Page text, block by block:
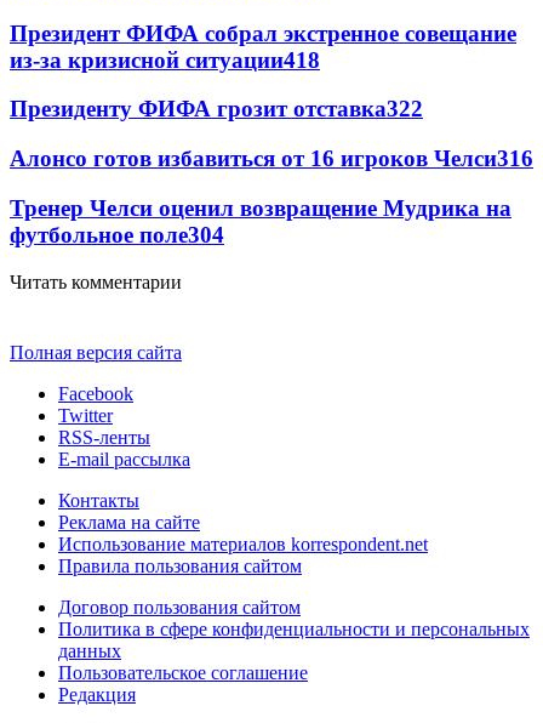
Президент ФИФА собрал экстренное совещание
из-за кризисной ситуации418
Президенту ФИФА грозит отставка322
Алонсо готов избавиться от 16 игроков Челси316
Тренер Челси оценил возвращение Мудрика на
футбольное поле304
Читать комментарии
Полная версия сайта
Facebook
Twitter
RSS-ленты
E-mail рассылка
Контакты
Реклама на сайте
Использование материалов korrespondent.net
Правила пользования сайтом
Договор пользования сайтом
Политика в сфере конфиденциальности и персональных
данных
Пользовательское соглашение
Редакция